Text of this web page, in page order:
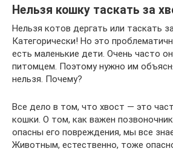
Нельзя кошку таскать за
Нельзя котов дергать или таскать
Категорически! Но это
есть маленькие дети. Очень часто
питомцем. Поэтому нужно им
нельзя. Почему?
Все дело в том, что хвост — это
кошки. О том, как важен
опасны его повреждения, мы все
Животным, естественно, тоже